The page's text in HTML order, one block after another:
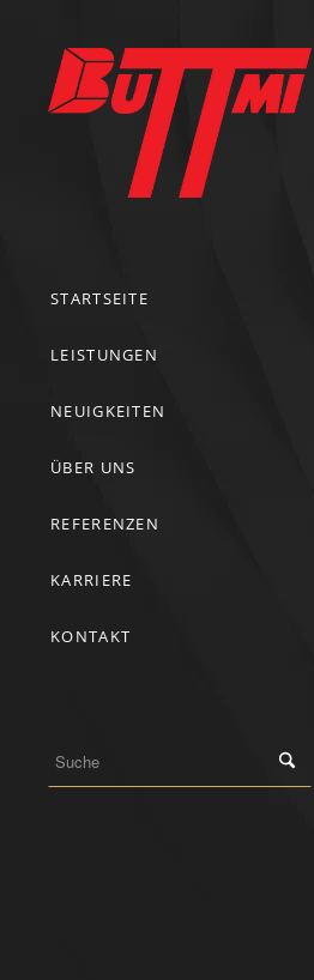
STARTSEITE
LEISTUNGEN
NEUIGKEITEN
ÜBER UNS
REFERENZEN
KARRIERE
KONTAKT